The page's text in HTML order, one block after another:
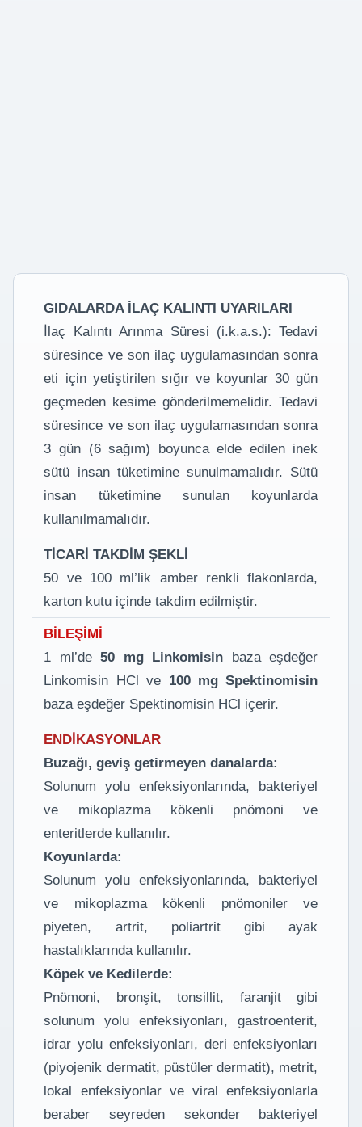
GIDALARDA İLAÇ KALINTI UYARILARI
İlaç Kalıntı Arınma Süresi (i.k.a.s.): Tedavi
süresince ve son ilaç uygulamasından sonra
eti için yetiştirilen sığır ve koyunlar 30 gün
geçmeden kesime gönderilmemelidir. Tedavi
süresince ve son ilaç uygulamasından sonra
3 gün (6 sağım) boyunca elde edilen inek
sütü insan tüketimine sunulmamalıdır. Sütü
insan tüketimine sunulan koyunlarda
kullanılmamalıdır.
TİCARİ TAKDİM ŞEKLİ
50 ve 100 ml’lik amber renkli flakonlarda,
karton kutu içinde takdim edilmiştir.
BİLEŞİMİ
1 ml’de50 mg Linkomisin baza eşdeğer
Linkomisin HCl ve 100 mg Spektinomisin
baza eşdeğer Spektinomisin HCl içerir.
ENDİKASYONLAR
Buzağı, geviş getirmeyen danalarda:
Solunum yolu enfeksiyonlarında, bakteriyel
ve mikoplazma kökenli pnömoni ve
enteritlerde kullanılır.
Koyunlarda:
Solunum yolu enfeksiyonlarında, bakteriyel
ve mikoplazma kökenli pnömoniler ve
piyeten, artrit, poliartrit gibi ayak
hastalıklarında kullanılır.
Köpek ve Kedilerde:
Pnömoni, bronşit, tonsillit, faranjit gibi
solunum yolu enfeksiyonları, gastroenterit,
idrar yolu enfeksiyonları, deri enfeksiyonları
(piyojenik dermatit, püstüler dermatit), metrit,
lokal enfeksiyonlar ve viral enfeksiyonlarla
beraber seyreden sekonder bakteriyel